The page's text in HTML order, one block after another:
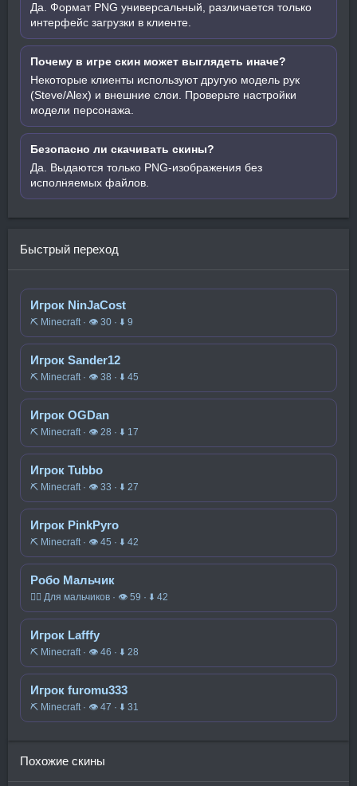
Да. Формат PNG универсальный, различается только
интерфейс загрузки в клиенте.
Почему в игре скин может выглядеть иначе?
Некоторые клиенты используют другую модель рук
(Steve/Alex) и внешние слои. Проверьте настройки
модели персонажа.
Безопасно ли скачивать скины?
Да. Выдаются только PNG-изображения без
исполняемых файлов.
Быстрый переход
Игрок NinJaCost
⛏️ Minecraft · 👁 30 · ⬇ 9
Игрок Sander12
⛏️ Minecraft · 👁 38 · ⬇ 45
Игрок OGDan
⛏️ Minecraft · 👁 28 · ⬇ 17
Игрок Tubbo
⛏️ Minecraft · 👁 33 · ⬇ 27
Игрок PinkPyro
⛏️ Minecraft · 👁 45 · ⬇ 42
Робо Мальчик
🧍‍♂️ Для мальчиков · 👁 59 · ⬇ 42
Игрок Lafffy
⛏️ Minecraft · 👁 46 · ⬇ 28
Игрок furomu333
⛏️ Minecraft · 👁 47 · ⬇ 31
Похожие скины